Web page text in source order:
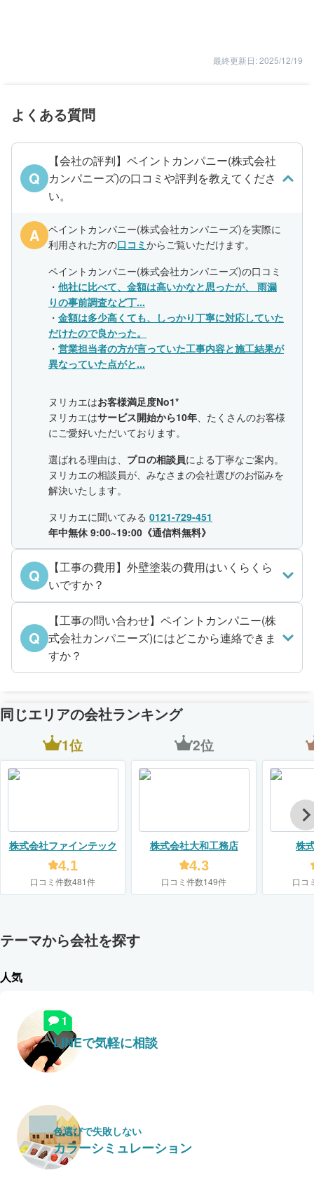
最終更新日: 2025/12/19
よくある質問
Q
【会社の評判】ペイントカンパニー(株式会社
カンパニーズ)の口コミや評判を教えてくださ
い。
A
ペイントカンパニー(株式会社カンパニーズ)を実際に
利用された方の口コミからご覧いただけます。
ペイントカンパニー(株式会社カンパニーズ)の口コミ
・ 他社に比べて、金額は高いかなと思ったが、 雨漏
りの事前調査など丁...
・ 金額は多少高くても、しっかり丁寧に対応していた
だけたので良かった。
・ 営業担当者の方が言っていた工事内容と施工結果が
異なっていた点がと...
ヌリカエはお客様満足度No1*
ヌリカエはサービス開始から10年、たくさんのお客様
にご愛好いただいております。
選ばれる理由は、 プロの相談員による丁寧なご案内。
ヌリカエの相談員が、みなさまの会社選びのお悩みを
解決いたします。
ヌリカエに聞いてみる 0121-729-451
年中無休 9:00~19:00《通信料無料》
Q
【工事の費用】外壁塗装の費用はいくらくら
いですか？
Q
【工事の問い合わせ】ペイントカンパニー(株
式会社カンパニーズ)にはどこから連絡できま
すか？
同じエリアの会社ランキング
1位
株式会社ファインテック
4.1
口コミ件数481件
2位
株式会社大和工務店
4.3
口コミ件数149件
株
口コ
テーマから会社を探す
人気
LINEで気軽に相談
色選びで失敗しない
カラーシミュレーション